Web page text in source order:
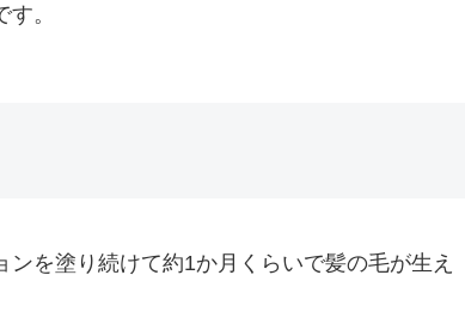
。
を塗り続けて約1か月くらいで髪の毛が生え